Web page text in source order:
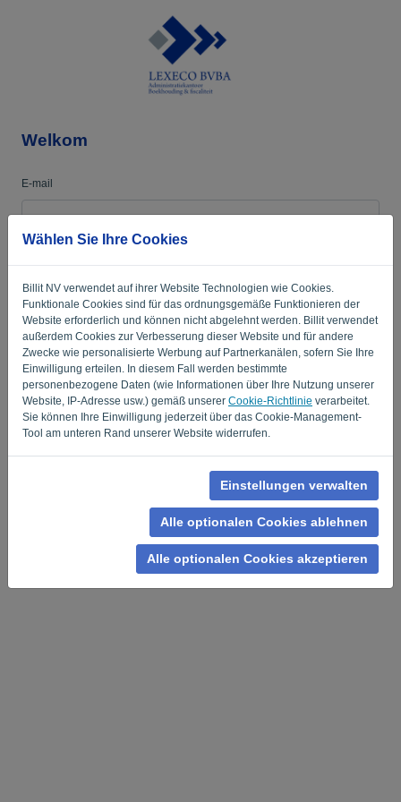
Wählen Sie Ihre Cookies
Billit NV verwendet auf ihrer Website Technologien wie Cookies.
Funktionale Cookies sind für das ordnungsgemäße Funktionieren der
Website erforderlich und können nicht abgelehnt werden. Billit verwendet
außerdem Cookies zur Verbesserung dieser Website und für andere
Zwecke wie personalisierte Werbung auf Partnerkanälen, sofern Sie Ihre
Einwilligung erteilen. In diesem Fall werden bestimmte
personenbezogene Daten (wie Informationen über Ihre Nutzung unserer
Website, IP-Adresse usw.) gemäß unserer Cookie-Richtlinie verarbeitet.
Sie können Ihre Einwilligung jederzeit über das Cookie-Management-
Tool am unteren Rand unserer Website widerrufen.
Einstellungen verwalten
Alle optionalen Cookies ablehnen
Alle optionalen Cookies akzeptieren
Welkom
E-mail
Passwort
Merken Passwort vergessen?
ANMELDEN
Allgemeine Geschäftsbedingungen